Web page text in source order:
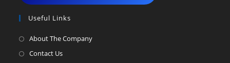
Useful Links
About The Company
Contact Us